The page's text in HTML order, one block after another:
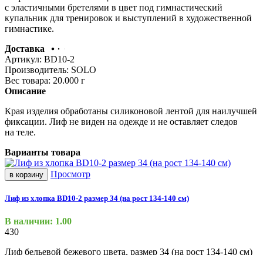
с эластичными бретелями в цвет под гимнастический
купальник для тренировок и выступлений в художественной
гимнастике.
Доставка
Артикул: BD10-2
Производитель: SOLO
Вес товара: 20.000 г
Описание
Края изделия обработаны силиконовой лентой для наилучшей
фиксации. Лиф не виден на одежде и не оставляет следов
на теле.
Варианты товара
в корзину Просмотр
Лиф из хлопка BD10-2 размер 34 (на рост 134-140 см)
В наличии: 1.00
430
Лиф бельевой бежевого цвета, размер 34 (на рост 134-140 см)